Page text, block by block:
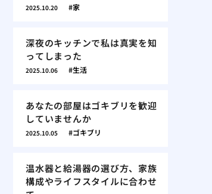
2025.10.20 家
深夜のキッチンで私は真実を知
ってしまった
2025.10.06 生活
あなたの部屋はゴキブリを歓迎
していませんか
2025.10.05 ゴキブリ
温水器と給湯器の選び方、家族
構成やライフスタイルに合わせ